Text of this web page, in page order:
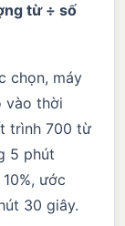
từ ÷ số
chọn, máy
vào thời
trình 700 từ
5 phút
ước
30 giây.